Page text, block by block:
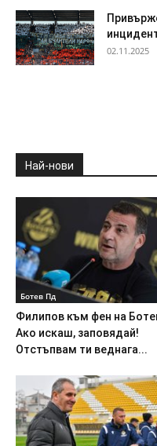
02.11.2025
Най-нови
Ботев Пд
Филипов към фен на
Ако искаш, заповядай!
Отстъпвам ти веднага...